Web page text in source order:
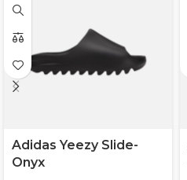
Adidas Yeezy Slide-
Onyx